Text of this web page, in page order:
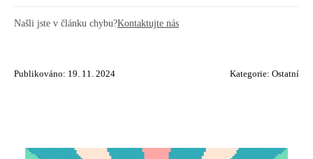
Našli jste v článku chybu?Kontaktujte nás
Publikováno: 19. 11. 2024 Kategorie: Ostatní